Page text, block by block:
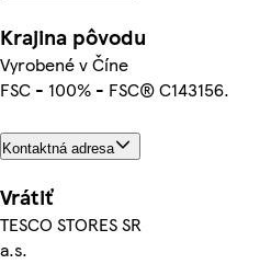
Krajina pôvodu
Vyrobené v Číne
FSC - 100% - FSC® C143156.
Kontaktná adresa
Vrátiť
TESCO STORES SR
a.s.